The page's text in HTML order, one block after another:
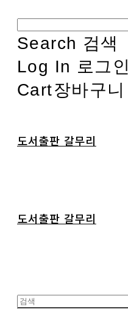
Search 검색
Log In 로그인
Cart장바구니
도서출판 갈무리
도서출판 갈무리